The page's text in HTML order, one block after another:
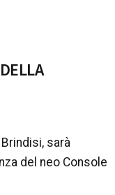
sarà
del neo Console